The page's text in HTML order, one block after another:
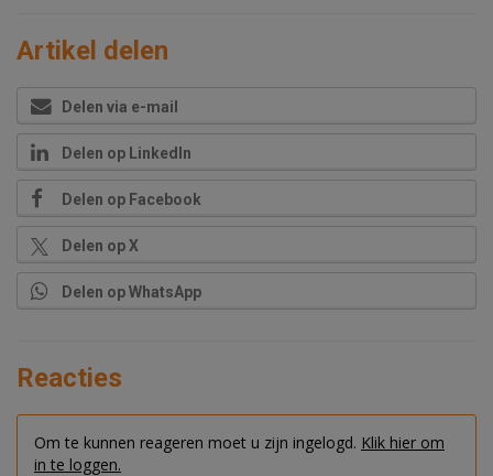
Artikel delen
Delen via e-mail
Delen op LinkedIn
Delen op Facebook
Delen op X
Delen op WhatsApp
Reacties
Om te kunnen reageren moet u zijn ingelogd. Klik hier om
in te loggen.